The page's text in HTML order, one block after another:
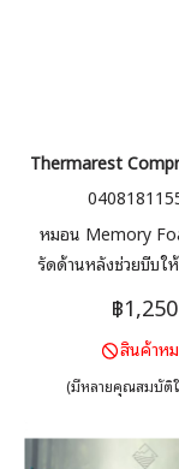
Thermarest
หมอน Memory
รัดด้านหลังช่วยบีบ
ได้ ที่เหมาะสำหรับท่
เดินทาง นุ่มส
฿1,250
สินค้าห
(มีหลายคุณสมบัติ